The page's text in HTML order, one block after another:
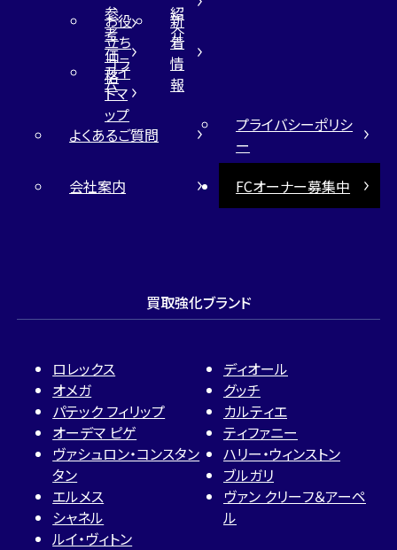
参
考
価
格
紹
介
お役
立ち
コラ
ム
新
着
情
報
サイ
トマ
ップ
よくあるご質問
プライバシーポリシ
ー
会社案内
FCオーナー募集中
買取強化ブランド
ロレックス
オメガ
パテック フィリップ
オーデマ ピゲ
ヴァシュロン・コンスタン
タン
エルメス
シャネル
ルイ・ヴィトン
ディオール
グッチ
カルティエ
ティファニー
ハリー・ウィンストン
ブルガリ
ヴァン クリーフ＆アーペ
ル